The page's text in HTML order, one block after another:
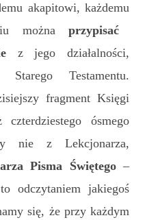
akapitowi, każdemu
u możnaprzypisać
e
z jego działalności,
Testamentu.
fragment Księgi
ósmego
nie z Lekcjonarza,
Pisma Świętego–
odczytaniem jakiegoś
się, że przy każdym